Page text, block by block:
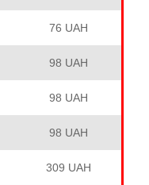
76 UAH
98 UAH
98 UAH
98 UAH
309 UAH